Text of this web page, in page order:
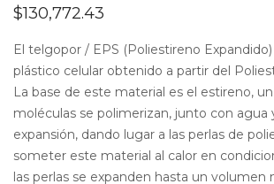
$130,772.43
El telgopor / EPS (Poliestireno
plástico celular obtenido a partir del
La base de este material es el estireno,
moléculas se polimerizan, junto con agua
expansión, dando lugar a las perlas de
someter este material al calor en
las perlas se expanden hasta un volumen